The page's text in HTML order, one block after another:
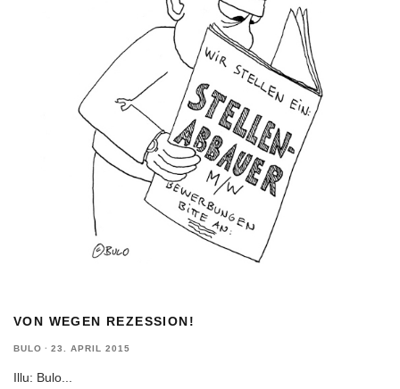
VON WEGEN REZESSION!
BULO · 23. APRIL 2015
Illu: Bulo...